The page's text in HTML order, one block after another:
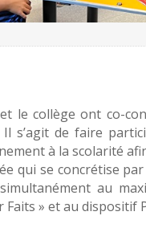
le collège ont co-
s’agit de faire
à la scolarité
qui se concrétise
au
Faits » et au dispositif